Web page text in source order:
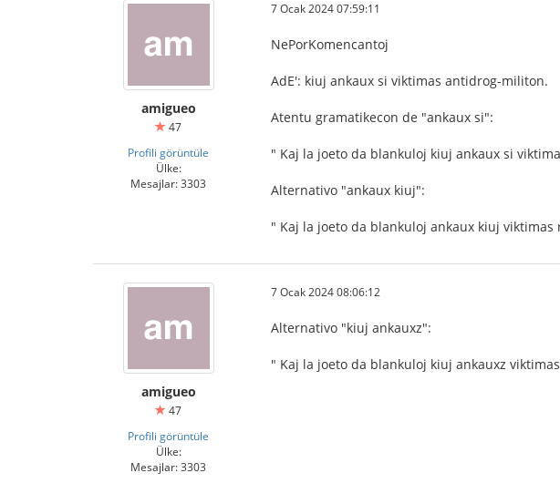
amigueo
47
Profili görüntüle
Ülke:
Mesajlar: 3303
7 Ocak 2024 07:59:11
NePorKomencantoj
AdE': kiuj ankaux si viktimas antidrog-militon.
Atentu gramatikecon de "ankaux si":
" Kaj la joeto da blankuloj kiuj ankaux si
Alternativo "ankaux kiuj":
" Kaj la joeto da blankuloj ankaux kiuj
amigueo
47
Profili görüntüle
Ülke:
Mesajlar: 3303
7 Ocak 2024 08:06:12
Alternativo "kiuj ankauxz":
" Kaj la joeto da blankuloj kiuj ankauxz